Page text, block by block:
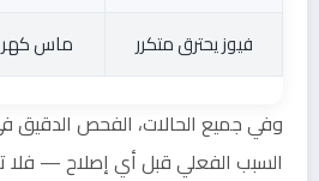
فيوز يحترق متكرر
ماس
وفي جميع الحالات، الفحص
السبب الفعلي قبل أي إصلاح —